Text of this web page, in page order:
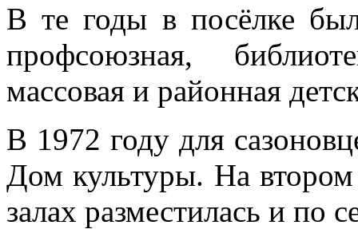
В те годы в посёлке
профсоюзная,
массовая и районная
В 1972 году для
Дом культуры. На
залах разместилась и по